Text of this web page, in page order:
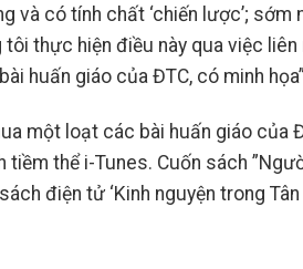
và có tính chất ‘chiến lược’;
thực hiện điều này qua việc
huấn giáo của ĐTC, có minh
một loạt các bài huấn giáo của
thể i-Tunes. Cuốn sách
điện tử ‘Kinh nguyện trong